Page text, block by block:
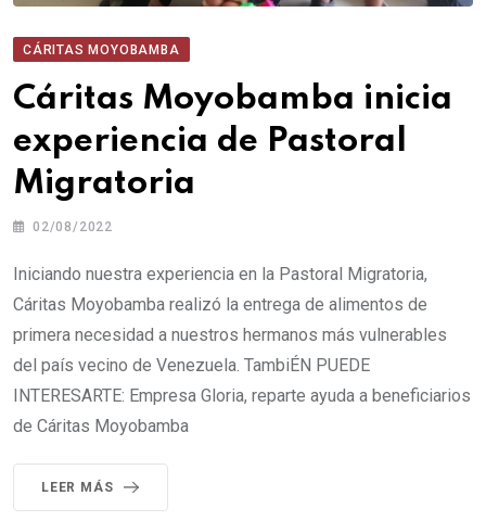
CÁRITAS MOYOBAMBA
Cáritas Moyobamba inicia
experiencia de Pastoral
Migratoria
02/08/2022
Iniciando nuestra experiencia en la Pastoral Migratoria,
Cáritas Moyobamba realizó la entrega de alimentos de
primera necesidad a nuestros hermanos más vulnerables
del país vecino de Venezuela. TambiÉN PUEDE
INTERESARTE: Empresa Gloria, reparte ayuda a beneficiarios
de Cáritas Moyobamba
LEER MÁS